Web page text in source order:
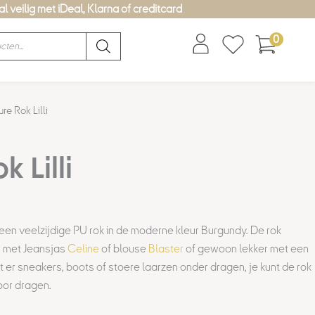
veilig met iDeal, Klarna of creditcard
0
Rok Lilli
Lilli
veelzijdige PU rok in de moderne kleur Burgundy. De rok
Jeansjas Celineof blouse Blaster of gewoon lekker met een
er sneakers, boots of stoere laarzen onder dragen, je kunt de rok
dragen.